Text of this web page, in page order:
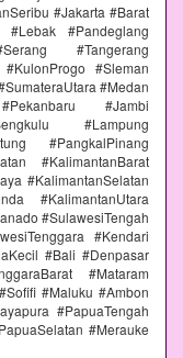
#Jakarta #Barat
#Pandeglang
#Tangerang
#Sleman
#Medan
#Jambi
#Lampung
#PangkalPinang
#KalimantanBarat
#KalimantanSelatan
#KalimantanUtara
#SulawesiTengah
#Kendari
#Bali #Denpasar
#Mataram
#Maluku #Ambon
#PapuaTengah
#Merauke